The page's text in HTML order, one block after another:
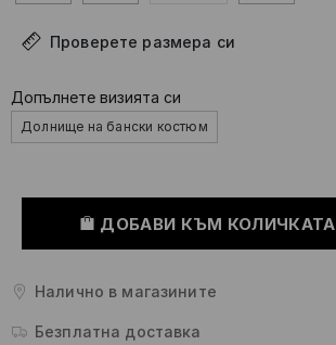
Проверете размера си
Допълнете визията си
Долнище на бански костюм
ДОБАВИ КЪМ КОЛИЧКАТА
Налично в магазините
Безплатна доставка